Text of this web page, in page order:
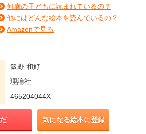
何歳の子どもに読まれているの？
他にはどんな絵本を読んでいるの？
Amazonで見る
飯野 和好
理論社
465204044X
気になる絵本に登録